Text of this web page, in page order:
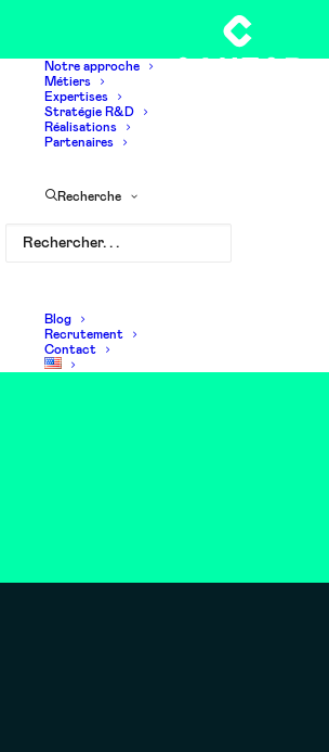
Notre approche
Métiers
Expertises
Stratégie R&D
Réalisations
Partenaires
Recherche
Blog
Recrutement
Contact